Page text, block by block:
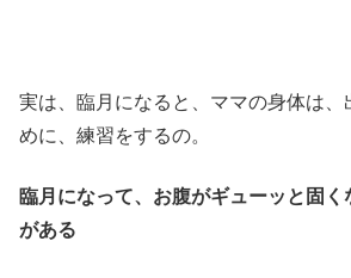
実は、臨月になると、ママの身体は、
めに、練習をするの。
臨月になって、お腹がギューッと固く
がある